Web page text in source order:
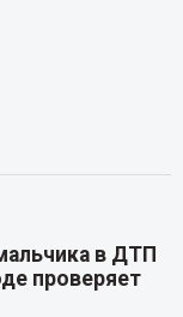
в ДТП
проверяет